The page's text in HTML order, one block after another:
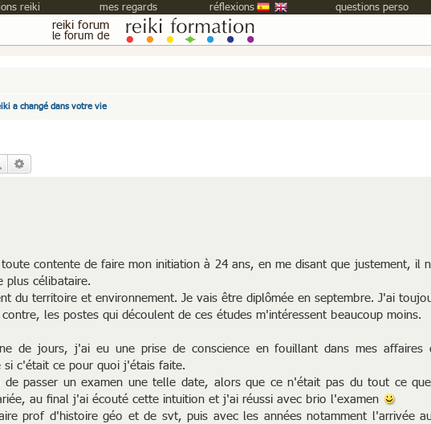
reiki forum
a changé dans votre vie
Rechercher
contente de faire mon initiation à 24 ans, en me disant que justement, il
plus célibataire.
du territoire et environnement. Je vais être diplômée en septembre. J'ai
les postes qui découlent de ces études m'intéressent beaucoup moins.
de jours, j'ai eu une prise de conscience en fouillant dans mes affaires
c'était ce pour quoi j'étais faite.
passer un examen une telle date, alors que ce n'était pas du tout ce
au final j'ai écouté cette intuition et j'ai réussi avec brio l'examen
prof d'histoire géo et de svt, puis avec les années notamment l'arrivée
le forum de
reiki mes regards réflexions questions perso